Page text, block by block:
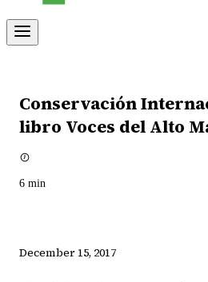
Conservación
libro Voces del Alto
6 min
December 15, 2017